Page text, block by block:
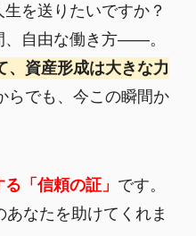
を送りたいですか？
、自由な働き方——。
、資産形成は大きな力
らでも、今この瞬間か
「信頼の証」 です。
なたを助けてくれま